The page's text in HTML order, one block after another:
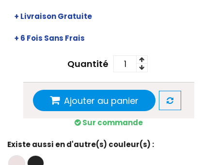
+ Livraison Gratuite
+ 6 Fois Sans Frais
Quantité
Ajouter au panier
Sur commande
Existe aussi en d'autre(s) couleur(s) :